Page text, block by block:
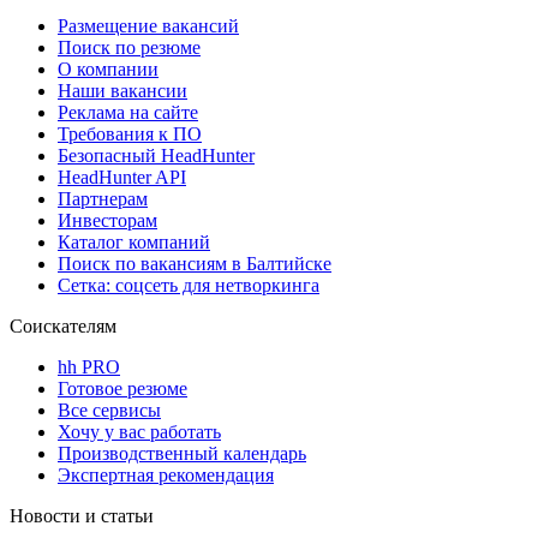
Размещение вакансий
Поиск по резюме
О компании
Наши вакансии
Реклама на сайте
Требования к ПО
Безопасный HeadHunter
HeadHunter API
Партнерам
Инвесторам
Каталог компаний
Поиск по вакансиям в Балтийске
Сетка: соцсеть для нетворкинга
Соискателям
hh PRO
Готовое резюме
Все сервисы
Хочу у вас работать
Производственный календарь
Экспертная рекомендация
Новости и статьи